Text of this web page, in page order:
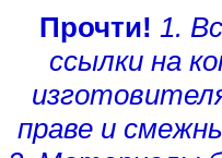
Прочти! 1.
ссылки на
праве и